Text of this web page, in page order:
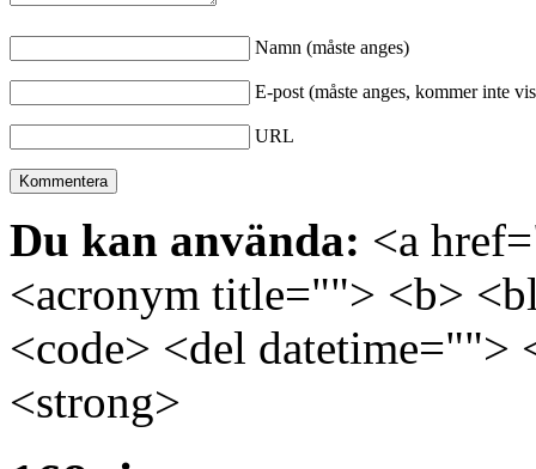
Namn (måste anges)
E-post (måste anges, kommer inte
URL
Du kan använda: <a
<acronym title=""> <b>
<code> <del
<strong>